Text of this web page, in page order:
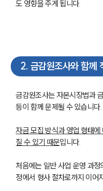
도 영향을 주게 됩니다.
2. 금감원조사와 함께
금감원조사는 자본시장법과
등이 함께 문제될 수 있습니다.
자금 모집 방식과 영업 형태
질 수 있기 때문입니다.
처음에는 일반 사업 운영 과
정에서 형사 절차로까지 이어